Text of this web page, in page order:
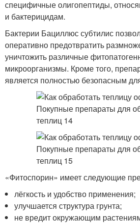
специфичные олигопептиды,
и бактерицидам.
Бактерии Бациллюс субтилис
оперативно предотвратить
уничтожить различные
микроорганизмы. Кроме того,
является полностью безопасным
«Фитоспорин» имеет следующие
лёгкость и удобство применения;
улучшается структура грунта;
не вредит окружающим